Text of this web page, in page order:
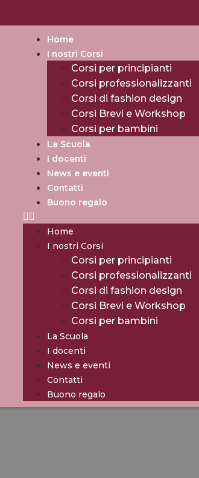
Home
I nostri Corsi
Corsi per principianti
Corsi professionalizzanti
Corsi di fashion design
Corsi Brevi e Workshop
Corsi per bambini
La Scuola
I docenti
News e eventi
Contatti
Buono regalo
Home
I nostri Corsi
Corsi per principianti
Corsi professionalizzanti
Corsi di fashion design
Corsi Brevi e Workshop
Corsi per bambini
La Scuola
I docenti
News e eventi
Contatti
Buono regalo